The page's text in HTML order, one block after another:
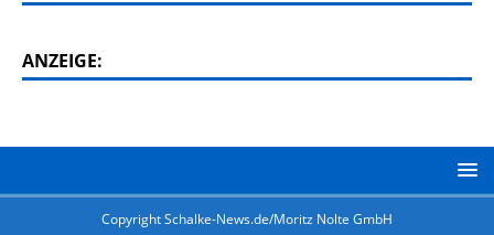
ANZEIGE:
Copyright Schalke-News.de/Moritz Nolte GmbH